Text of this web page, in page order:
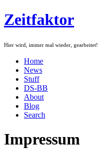
Zeitfaktor
Hier wird, immer mal wieder, gearbeitet!
Home
News
Stuff
DS-BB
About
Blog
Search
Impressum